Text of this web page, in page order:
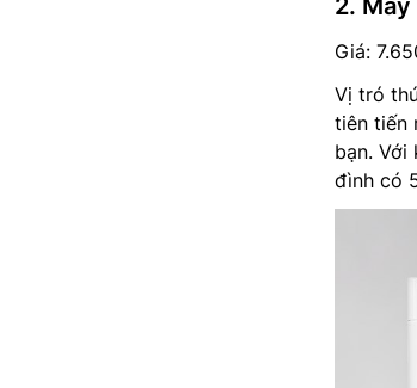
2. Máy
Giá:
Vị tró
tiên tiến
bạn. Với
đình có